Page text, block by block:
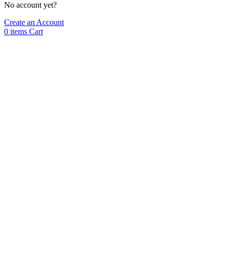
No account yet?
Create an Account
0 items Cart